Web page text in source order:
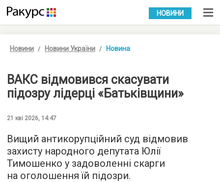
УКР РУС
НОВИНИ
Новини Новини України Новина
ВАКС відмовився скасувати
підозру лідерці «Батьківщини»
21 кві 2026, 14:47
Вищий антикорупційний суд відмовив
захисту народного депутата Юлії
Тимошенко у задоволенні скарги
на оголошення їй підозри.